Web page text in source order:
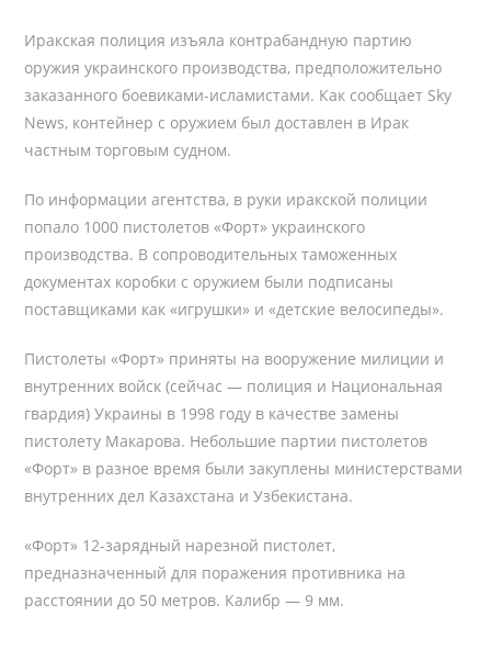
Иракская полиция изъяла контрабандную партию
оружия украинского производства, предположительно
заказанного боевиками-исламистами. Как сообщает Sky
News, контейнер с оружием был доставлен в Ирак
частным торговым судном.
По информации агентства, в руки иракской полиции
попало 1000 пистолетов «Форт» украинского
производства. В сопроводительных таможенных
документах коробки с оружием были подписаны
поставщиками как «игрушки» и «детские велосипеды».
Пистолеты «Форт» приняты на вооружение милиции и
внутренних войск (сейчас — полиция и Национальная
гвардия) Украины в 1998 году в качестве замены
пистолету Макарова. Небольшие партии пистолетов
«Форт» в разное время были закуплены министерствами
внутренних дел Казахстана и Узбекистана.
«Форт» 12-зарядный нарезной пистолет,
предназначенный для поражения противника на
расстоянии до 50 метров. Калибр — 9 мм.